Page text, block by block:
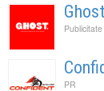
Publicitate
PR